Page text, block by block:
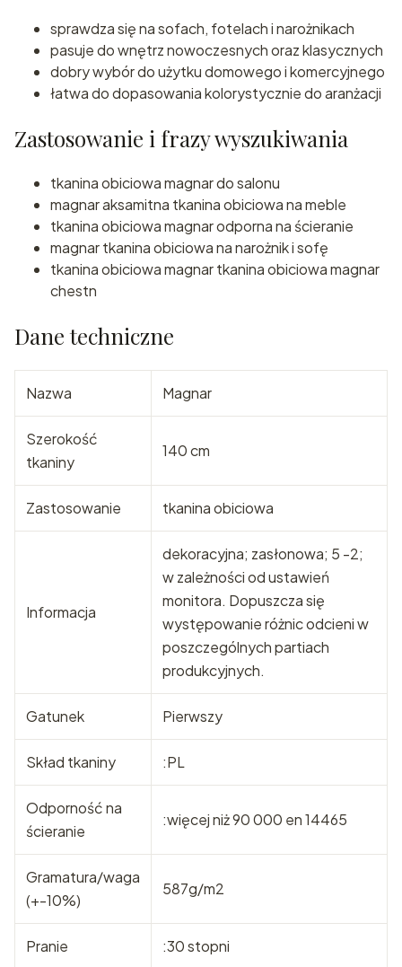
sprawdza się na sofach, fotelach i narożnikach
pasuje do wnętrz nowoczesnych oraz klasycznych
dobry wybór do użytku domowego i komercyjnego
łatwa do dopasowania kolorystycznie do aranżacji
Zastosowanie i frazy wyszukiwania
tkanina obiciowa magnar do salonu
magnar aksamitna tkanina obiciowa na meble
tkanina obiciowa magnar odporna na ścieranie
magnar tkanina obiciowa na narożnik i sofę
tkanina obiciowa magnar tkanina obiciowa magnar
chestn
Dane techniczne
Nazwa Magnar
Szerokość
tkaniny
140 cm
Zastosowanie tkanina obiciowa
Informacja
dekoracyjna; zasłonowa; 5 -2;
w zależności od ustawień
monitora. Dopuszcza się
występowanie różnic odcieni w
poszczególnych partiach
produkcyjnych.
Gatunek Pierwszy
Skład tkaniny :PL
Odporność na
ścieranie
:więcej niż 90 000 en 14465
Gramatura/waga
(+-10%)
587g/m2
Pranie :30 stopni